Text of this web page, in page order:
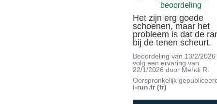
beoordeling
Het zijn erg goede
schoenen, maar het
probleem is dat de
bij de tenen scheurt.
Beoordeling van 13/2/2026
volg een ervaring van
22/1/2026 door Mehdi R.
Oorspronkelijk
i-run.fr (fr)